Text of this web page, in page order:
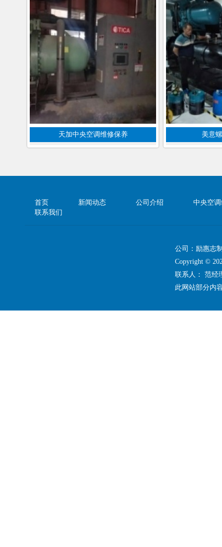
天加中央空调维修保养 美意
首页 新闻动态 公司介绍
中央空
联系我们
公司：励惠志
Copyright ©
联系人： 范
此网站部分内